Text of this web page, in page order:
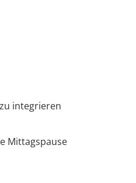
integrieren
Mittagspause